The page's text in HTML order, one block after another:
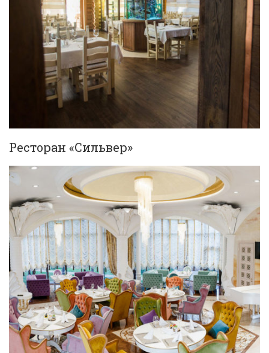
Ресторан «Сильвер»